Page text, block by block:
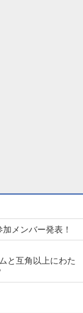
メンバー発表！
と互角以上にわた